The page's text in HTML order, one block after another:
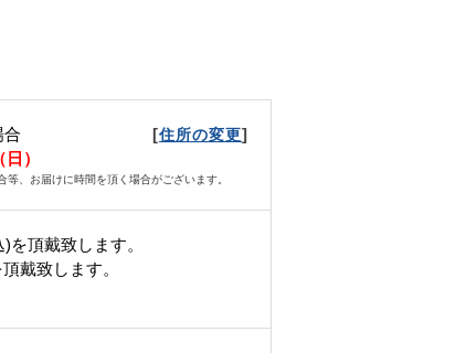
合 [住所の変更]
）
、お届けに時間を頂く場合がございます。
)を頂戴致します。
戴致します。